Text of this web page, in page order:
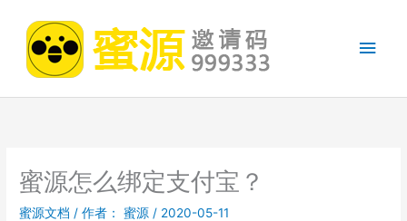
主
蜜源怎么绑定支付宝？
蜜源文档 / 作者： 蜜源 / 2020-05-11